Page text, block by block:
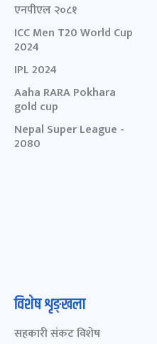
एनपीएल २०८१
ICC Men T20 World Cup
2024
IPL 2024
Aaha RARA Pokhara
gold cup
Nepal Super League -
2080
विशेष शृङ्खला
सहकारी संकट विशेष